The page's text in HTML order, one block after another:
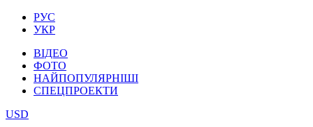
РУС
УКР
ВІДЕО
ФОТО
НАЙПОПУЛЯРНІШІ
СПЕЦПРОЕКТИ
USD